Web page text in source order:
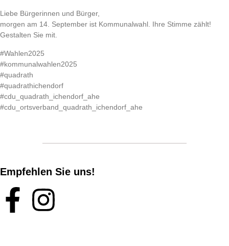
Liebe Bürgerinnen und Bürger,
morgen am 14. September ist Kommunalwahl. Ihre Stimme zählt!
Gestalten Sie mit.
#Wahlen2025
#kommunalwahlen2025
#quadrath
#quadrathichendorf
#cdu_quadrath_ichendorf_ahe
#cdu_ortsverband_quadrath_ichendorf_ahe
Empfehlen Sie uns!